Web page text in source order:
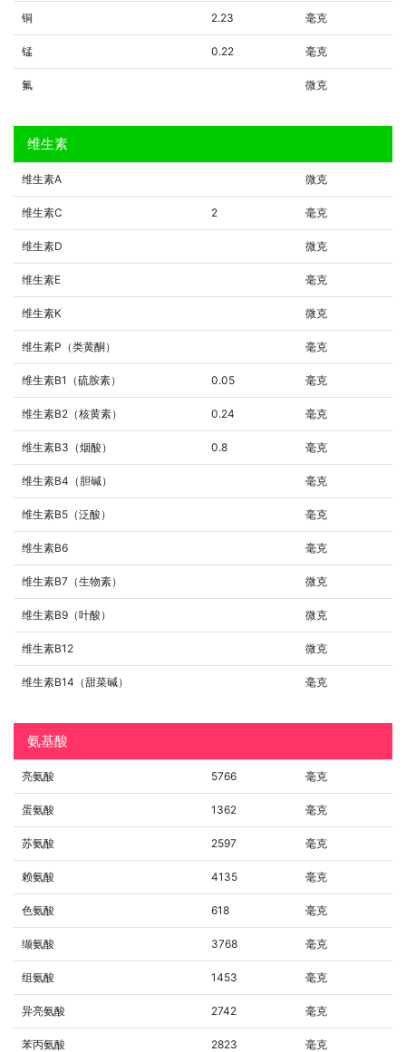
铜 2.23 毫克
锰 0.22 毫克
氟 微克
维生素
维生素A 微克
维生素C 2 毫克
维生素D 微克
维生素E 毫克
维生素K 微克
维生素P（类黄酮） 毫克
维生素B1（硫胺素） 0.05 毫克
维生素B2（核黄素） 0.24 毫克
维生素B3（烟酸） 0.8 毫克
维生素B4（胆碱） 毫克
维生素B5（泛酸） 毫克
维生素B6 毫克
维生素B7（生物素） 微克
维生素B9（叶酸） 微克
维生素B12 微克
维生素B14（甜菜碱） 毫克
氨基酸
亮氨酸 5766 毫克
蛋氨酸 1362 毫克
苏氨酸 2597 毫克
赖氨酸 4135 毫克
色氨酸 618 毫克
缬氨酸 3768 毫克
组氨酸 1453 毫克
异亮氨酸 2742 毫克
苯丙氨酸 2823 毫克